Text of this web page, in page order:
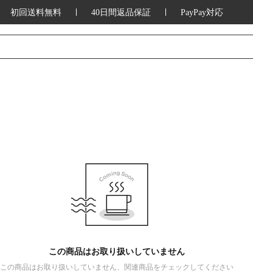
初回送料無料 40日間返品保証 PayPay対応
この商品はお取り扱いしていません
この商品はお取り扱いしていません、関連商品をチェックしてください